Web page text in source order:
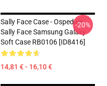
Sally Face Case - Ospedale
Sally Face Samsung Galaxy
Soft Case RB0106 [ID8416]
14,81 € - 16,10 €
-20%